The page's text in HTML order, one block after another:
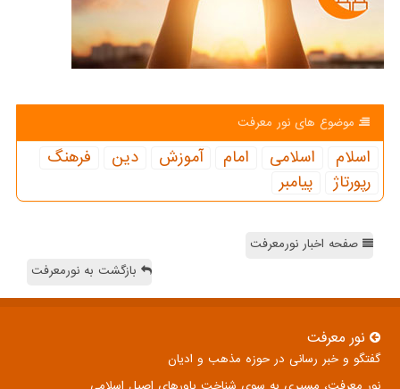
موضوع های نور معرفت
اسلام اسلامی امام آموزش دین
فرهنگ
رپورتاژ
پیامبر
صفحه اخبار نورمعرفت
بازگشت به نورمعرفت
نور معرفت
گفتگو و خبر رسانی در حوزه مذهب و ادیان